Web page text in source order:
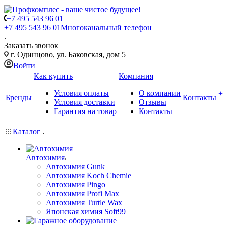
+7 495 543 96 01
+7 495 543 96 01Многоканальный телефон
Заказать звонок
г. Одинцово, ул. Баковская, дом 5
Войти
Бренды
Как купить
Условия оплаты
Условия доставки
Гарантия на товар
Компания
О компании
Отзывы
Контакты
Контакты
Каталог
Автохимия
Автохимия Gunk
Автохимия Koch Chemie
Автохимия Pingo
Автохимия Profi Max
Автохимия Turtle Wax
Японская химия Soft99